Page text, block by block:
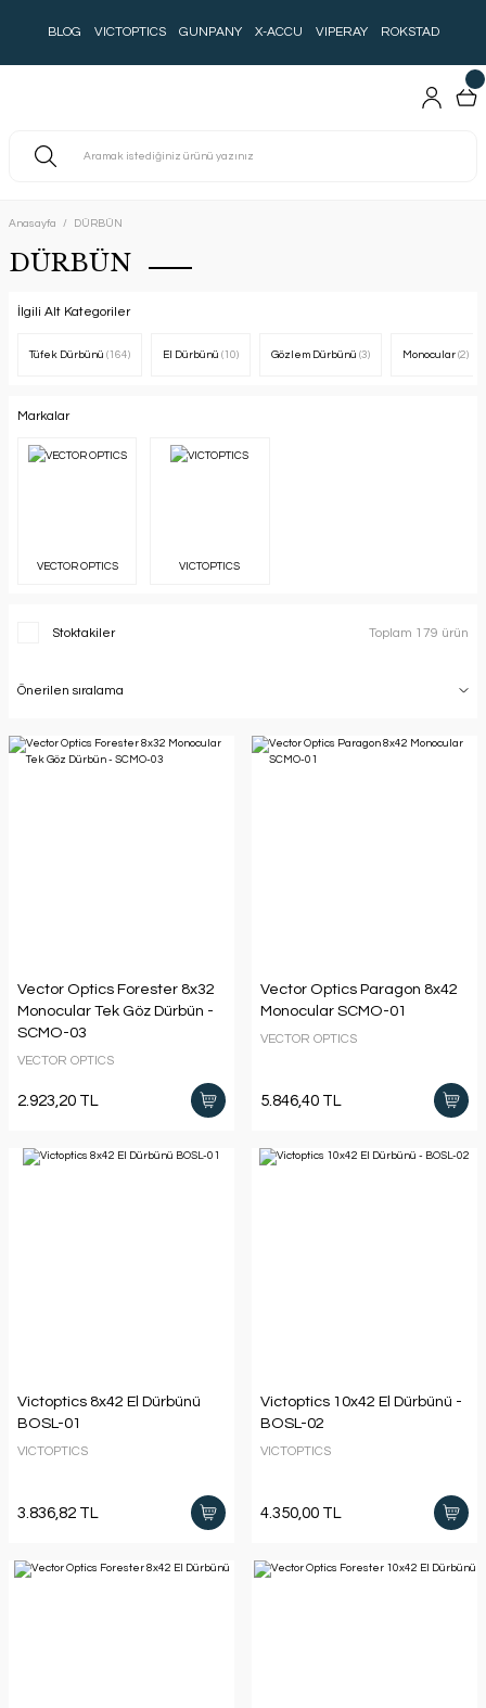
BLOG VICTOPTICS GUNPANY X-ACCU VIPERAY ROKSTAD
Anasayfa DÜRBÜN
DÜRBÜN
İlgili Alt Kategoriler
Tüfek Dürbünü (164) El Dürbünü (10) Gözlem Dürbünü (3) Monocular (2)
Markalar
VECTOR OPTICS VICTOPTICS
Stoktakiler Toplam 179 ürün
Vector Optics Forester 8x32
Monocular Tek Göz Dürbün -
SCMO-03
VECTOR OPTICS
2.923,20 TL
Vector Optics Paragon 8x42
Monocular SCMO-01
VECTOR OPTICS
5.846,40 TL
Victoptics 8x42 El Dürbünü
BOSL-01
VICTOPTICS
3.836,82 TL
Victoptics 10x42 El Dürbünü -
BOSL-02
VICTOPTICS
4.350,00 TL